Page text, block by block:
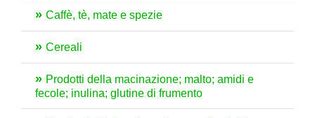
Caffè, tè, mate e spezie
Cereali
Prodotti della macinazione; malto; amidi e
fecole; inulina; glutine di frumento